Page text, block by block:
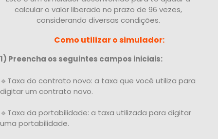
calcular o valor liberado no prazo de 96 vezes,
considerando diversas condições.
Como utilizar o simulador:
1) Preencha os seguintes campos iniciais:
🔹Taxa do contrato novo: a taxa que você utiliza para
digitar um contrato novo.
🔹Taxa da portabilidade: a taxa utilizada para digitar
uma portabilidade.